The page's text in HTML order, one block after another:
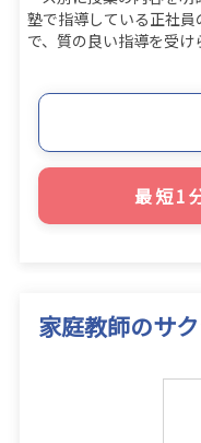
塾で指導している正社
で、質の良い指導を受け
最短1
家庭教師のサ